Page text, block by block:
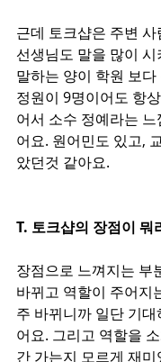
근데 토크샵은 주변
선생님도 말을 많이
말하는 양이 학원 보
정원이 9명이어도 항
어서 소수 정예라는
어요. 원어민도 있고,
았던것 같아요.
T. 토크샵의 장점이 뭐
장점으로 느껴지는 부
바뀌고 역할이 주어지
주 바뀌니까 일단 기
어요. 그리고 역할을
간 가는지 모르게 재